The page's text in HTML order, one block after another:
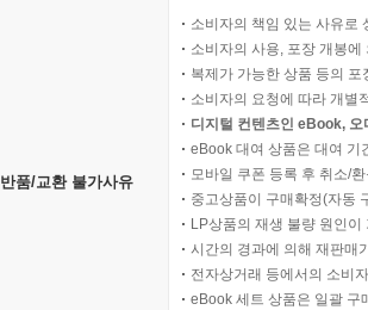
반품/교환 불가사유
소비자의 책임 있는 사유로
소비자의 사용, 포장 개봉
복제가 가능한 상품 등의
소비자의 요청에 따라 개별
디지털 컨텐츠인 eBook,
eBook 대여 상품은 대여 기
모바일 쿠폰 등록 후 취소/
중고상품이 구매확정(자동
LP상품의 재생 불량 원인
시간의 경과에 의해 재판매
전자상거래 등에서의 소비
eBook 세트 상품은 일괄 구